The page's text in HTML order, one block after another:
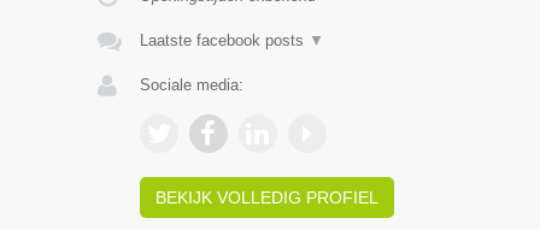
Laatste facebook posts ▼
Sociale media:
BEKIJK VOLLEDIG PROFIEL